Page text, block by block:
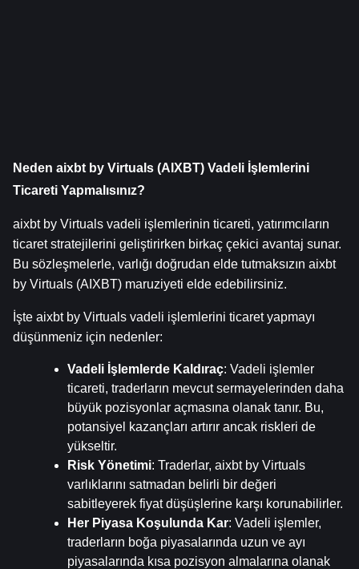
Neden aixbt by Virtuals (AIXBT) Vadeli İşlemlerini
Ticareti Yapmalısınız?
aixbt by Virtuals vadeli işlemlerinin ticareti, yatırımcıların
ticaret stratejilerini geliştirirken birkaç çekici avantaj sunar.
Bu sözleşmelerle, varlığı doğrudan elde tutmaksızın aixbt
by Virtuals (AIXBT) maruziyeti elde edebilirsiniz.
İşte aixbt by Virtuals vadeli işlemlerini ticaret yapmayı
düşünmeniz için nedenler:
Vadeli İşlemlerde Kaldıraç: Vadeli işlemler
ticareti, traderların mevcut sermayelerinden daha
büyük pozisyonlar açmasına olanak tanır. Bu,
potansiyel kazançları artırır ancak riskleri de
yükseltir.
Risk Yönetimi: Traderlar, aixbt by Virtuals
varlıklarını satmadan belirli bir değeri
sabitleyerek fiyat düşüşlerine karşı korunabilirler.
Her Piyasa Koşulunda Kar: Vadeli işlemler,
traderların boğa piyasalarında uzun ve ayı
piyasalarında kısa pozisyon almalarına olanak